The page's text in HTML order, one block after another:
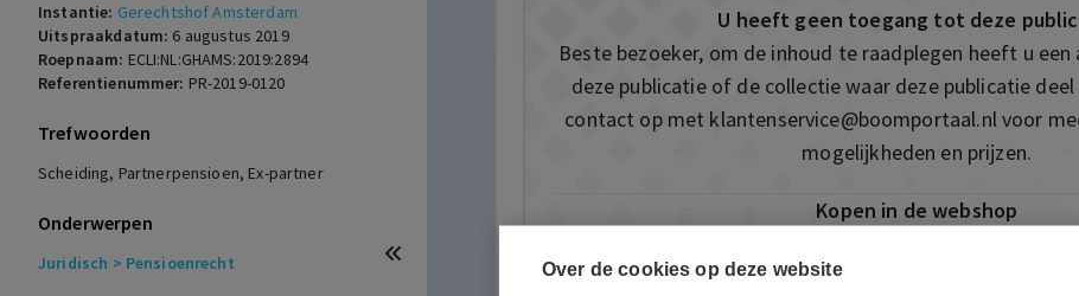
Over de cookies op deze website
Instantie: Gerechtshof Amsterdam
Uitspraakdatum: 6 augustus 2019
Roepnaam: ECLI:NL:GHAMS:2019:2894
Referentienummer: PR-2019-0120
Trefwoorden
Scheiding, Partnerpensioen, Ex-partner
Onderwerpen
Juridisch > Pensioenrecht
U heeft geen toegang tot deze
Beste bezoeker, om de inhoud te raadplegen heeft u
deze publicatie of de collectie waar deze publicatie
contact op met klantenservice@boomportaal.nlvoor
mogelijkheden en prijzen.
Kopen in de webshop
Deze publicatie is ook te vinden in onze webshop.
ook de mogelijkheid om direct toegang te kopen